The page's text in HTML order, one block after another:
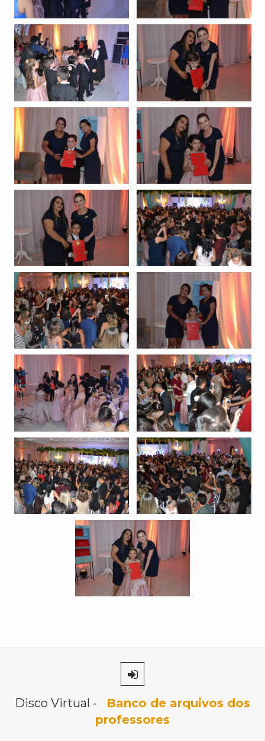
Disco Virtual -
Banco de arquivos dos
professores